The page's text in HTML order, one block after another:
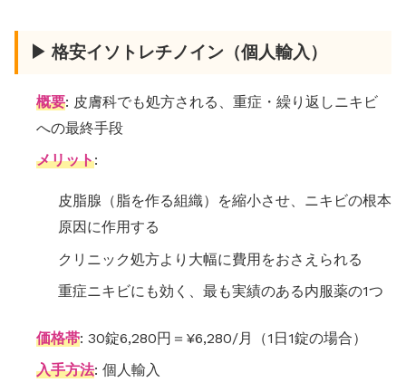
▶ 格安イソトレチノイン（個人輸入）
概要: 皮膚科でも処方される、重症・繰り返しニキビ
への最終手段
メリット:
皮脂腺（脂を作る組織）を縮小させ、ニキビの根本
原因に作用する
クリニック処方より大幅に費用をおさえられる
重症ニキビにも効く、最も実績のある内服薬の1つ
価格帯: 30錠6,280円＝¥6,280/月（1日1錠の場合）
入手方法: 個人輸入